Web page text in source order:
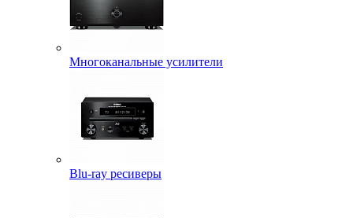
Многоканальные усилители
Blu-ray ресиверы